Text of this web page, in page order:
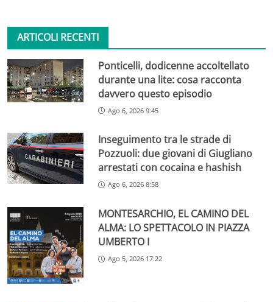
ARTICOLI RECENTI
Ponticelli, dodicenne accoltellato
durante una lite: cosa racconta
davvero questo episodio
Ago 6, 2026 9:45
Inseguimento tra le strade di
Pozzuoli: due giovani di Giugliano
arrestati con cocaina e hashish
Ago 6, 2026 8:58
MONTESARCHIO, EL CAMINO DEL
ALMA: LO SPETTACOLO IN PIAZZA
UMBERTO I
Ago 5, 2026 17:22